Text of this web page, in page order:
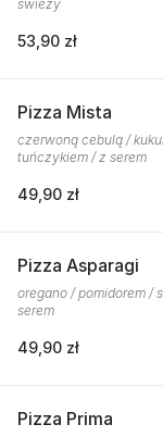
świeży
53,90 zł
Pizza Mista
czerwoną cebulą /
tuńczykiem / z serem
49,90 zł
Pizza Asparagi
oregano / pomidorem /
serem
49,90 zł
Pizza Prima